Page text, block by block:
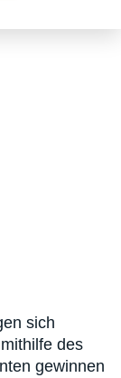
sich
des
gewinnen